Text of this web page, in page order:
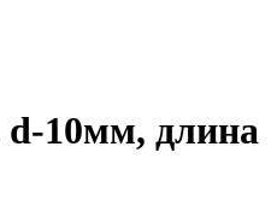
10мм, длина